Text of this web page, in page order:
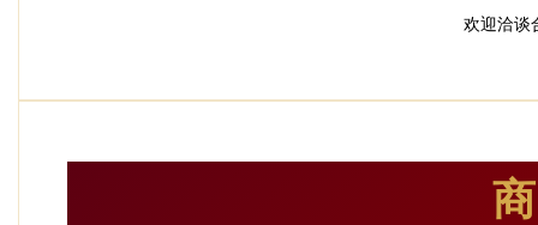
欢迎洽谈
商